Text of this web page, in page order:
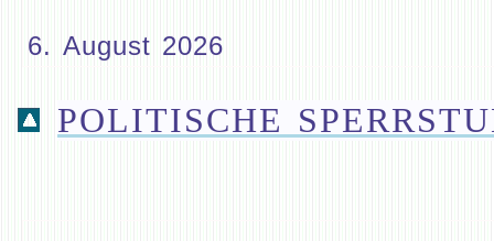
6. August 2026
POLITISCHE